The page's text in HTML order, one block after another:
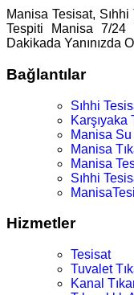
Manisa Tesisat, Sıhhi
Tespiti Manisa 7/24
Dakikada Yanınızda
Bağlantılar
Sıhhi
Karşıyaka
Manisa
Manisa
Manisa
Sıhhi
Hizmetler
Tesisat
Tuvalet
Kanal